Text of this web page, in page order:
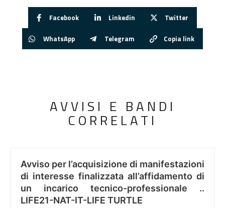
Facebook Linkedin Twitter
WhatsApp Telegram Copia link
AVVISI E BANDI
CORRELATI
Avviso per l’acquisizione di manifestazioni
di interesse finalizzata all’affidamento di
un incarico tecnico-professionale ..
LIFE21-NAT-IT-LIFE TURTLE